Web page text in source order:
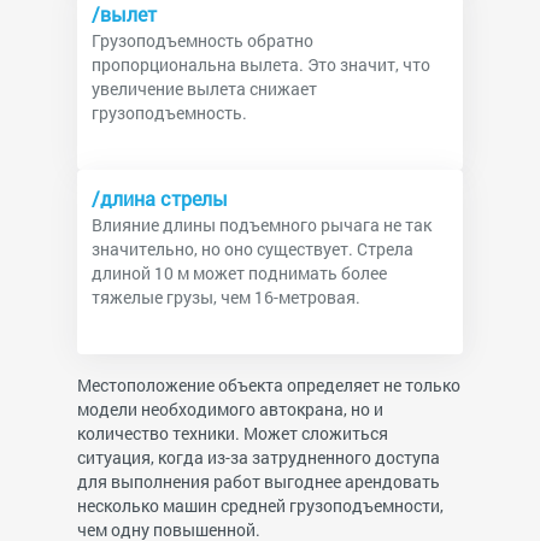
/вылет
Грузоподъемность обратно
пропорциональна вылета. Это значит, что
увеличение вылета снижает
грузоподъемность.
/длина стрелы
Влияние длины подъемного рычага не так
значительно, но оно существует. Стрела
длиной 10 м может поднимать более
тяжелые грузы, чем 16-метровая.
Местоположение объекта определяет не только
модели необходимого автокрана, но и
количество техники. Может сложиться
ситуация, когда из-за затрудненного доступа
для выполнения работ выгоднее арендовать
несколько машин средней грузоподъемности,
чем одну повышенной.